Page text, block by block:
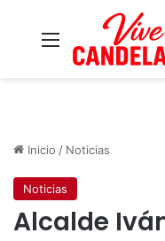
Inicio / Noticias
Noticias
Alcalde